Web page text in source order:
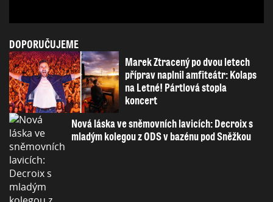
DOPORUČUJEME
Marek Ztracený po dvou letech
příprav naplnil amfiteátr: Kolaps
na Letné! Pártlová stopla
koncert
Nová láska ve sněmovních lavicích: Decroix s
mladým kolegou z ODS v bazénu pod Sněžkou